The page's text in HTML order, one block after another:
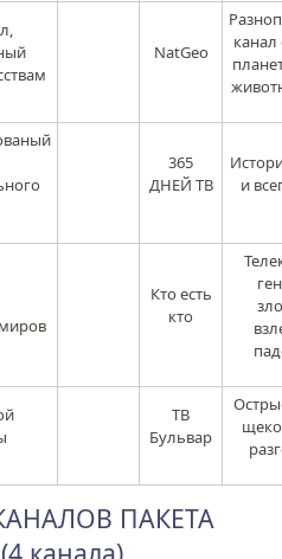
NatGeo
365
ДНЕЙ ТВ
и
Кто есть
кто
ТВ
Бульвар
ПАКЕТА